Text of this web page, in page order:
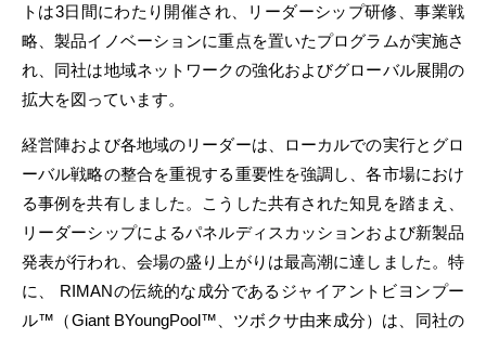
トは3日間にわたり開催され、リーダーシップ研修、事業戦
略、製品イノベーションに重点を置いたプログラムが実施さ
れ、同社は地域ネットワークの強化およびグローバル展開の
拡大を図っています。
経営陣および各地域のリーダーは、ローカルでの実行とグロ
ーバル戦略の整合を重視する重要性を強調し、各市場におけ
る事例を共有しました。こうした共有された知見を踏まえ、
リーダーシップによるパネルディスカッションおよび新製品
発表が行われ、会場の盛り上がりは最高潮に達しました。特
に、 RIMANの伝統的な成分であるジャイアントビヨンプー
ル™ （Giant BYoungPool™ 、ツボクサ由来成分）は、同社の